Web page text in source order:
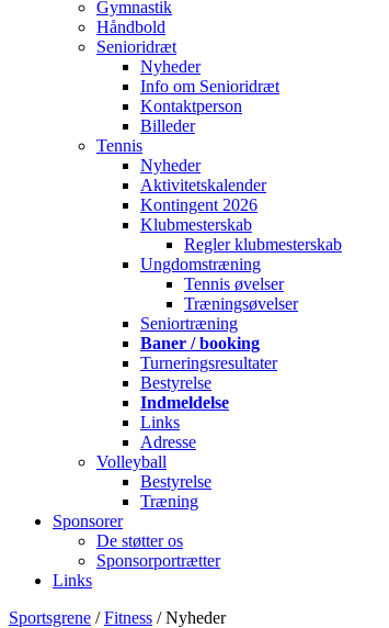
Gymnastik
Håndbold
Senioridræt
Nyheder
Info om Senioridræt
Kontaktperson
Billeder
Tennis
Nyheder
Aktivitetskalender
Kontingent 2026
Klubmesterskab
Regler klubmesterskab
Ungdomstræning
Tennis øvelser
Træningsøvelser
Seniortræning
Baner / booking
Turneringsresultater
Bestyrelse
Indmeldelse
Links
Adresse
Volleyball
Bestyrelse
Træning
Sponsorer
De støtter os
Sponsorportrætter
Links
Sportsgrene /Fitness / Nyheder